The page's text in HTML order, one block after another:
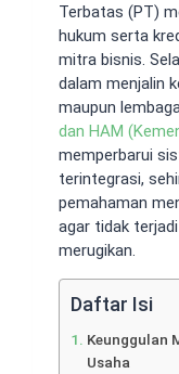
Terbatas (PT)
hukum serta
mitra bisnis.
dalam menjalin
maupun
dan HAM
memperbarui
terintegrasi,
pemahaman
agar tidak
merugikan.
Daftar Isi
Keunggulan
Usaha